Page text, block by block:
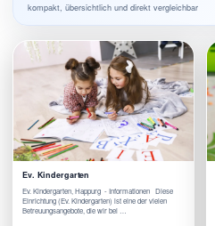
kompakt, übersichtlich und direkt vergleichbar
Ev. Kindergarten
Ev. Kindergarten, Happurg - Informationen Diese
Einrichtung (Ev. Kindergarten) ist eine der vielen
Betreuungsangebote, die wir bei …